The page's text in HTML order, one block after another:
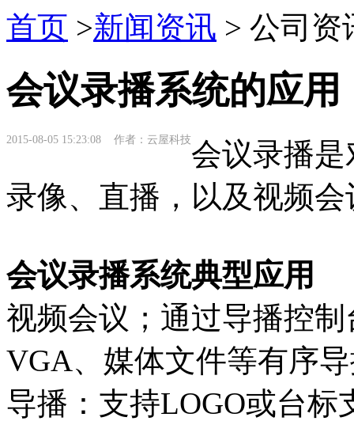
首页 >新闻资讯 > 公司资
会议录播系统的应用
2015-08-05 15:23:08 作者：云屋科技会议录播
录像、直播，以及视频
会议录播系统典型应用
视频会议；通过导播控
VGA、媒体文件等有序
导播：支持LOGO或台